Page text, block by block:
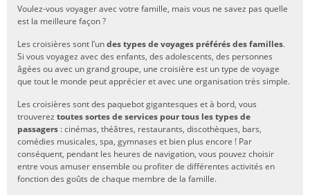
Voulez-vous voyager avec votre famille, mais vous ne savez pas quelle
est la meilleure façon ?
Les croisières sont l’undes types de voyages préférés des familles.
Si vous voyagez avec des enfants, des adolescents, des personnes
âgées ou avec un grand groupe, une croisière est un type de voyage
que tout le monde peut apprécier et avec une organisation très simple.
Les croisières sont des paquebot gigantesques et à bord, vous
trouverez toutes sortes de services pour tous les types de
passagers : cinémas, théâtres, restaurants, discothèques, bars,
comédies musicales, spa, gymnases et bien plus encore ! Par
conséquent, pendant les heures de navigation, vous pouvez choisir
entre vous amuser ensemble ou profiter de différentes activités en
fonction des goûts de chaque membre de la famille.